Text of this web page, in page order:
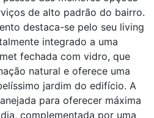
de alto padrão do bairro.
destaca-se pelo seu living
integrado a uma
fechada com vidro, que
natural e oferece uma
jardim do edifício. A
para oferecer máxima
complementada por uma